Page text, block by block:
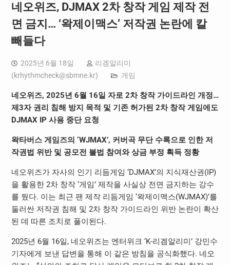
네오위즈, DJMAX 2차 창작 게임 제작 전
면 금지… ‘왁제이맥스’ 저작권 논란에 칼
빼들다
2025년 6월 18일
리겜알리미
(krhythmcheck@sbmne.kr) 게임
네오위즈, 2025년 6월 16일 자로 2차 창작 가이드라인 개정…
제3자 권리 침해 방지 목적 및 기존 허가된 2차 창작 게임에도
DJMAX IP 사용 중단 요청
왁타버스 게임즈의 ‘WJMAX’, 커버곡 무단 수록으로 인한 저
작권법 위반 및 공모전 불법 참여와 상금 부정 획득 정황
네오위즈가 자사의 인기 리듬게임 ‘DJMAX’의 지식재산권(IP)
을 활용한 2차 창작 ‘게임’ 제작을 사실상 전면 금지하는 강수
를 뒀다. 이는 최근 팬 제작 리듬게임 ‘왁제이맥스(WJMAX)’를
둘러싼 저작권 침해 및 2차 창작 가이드라인 위반 논란이 확산
된 데 따른 조치로 풀이된다.
2025년 6월 16일, 네오위즈는 엔터위크 ‘K-리겜알리미’ 강민수
기자에게 보낸 답변을 통해 이 같은 방침을 공식화했다. 네오